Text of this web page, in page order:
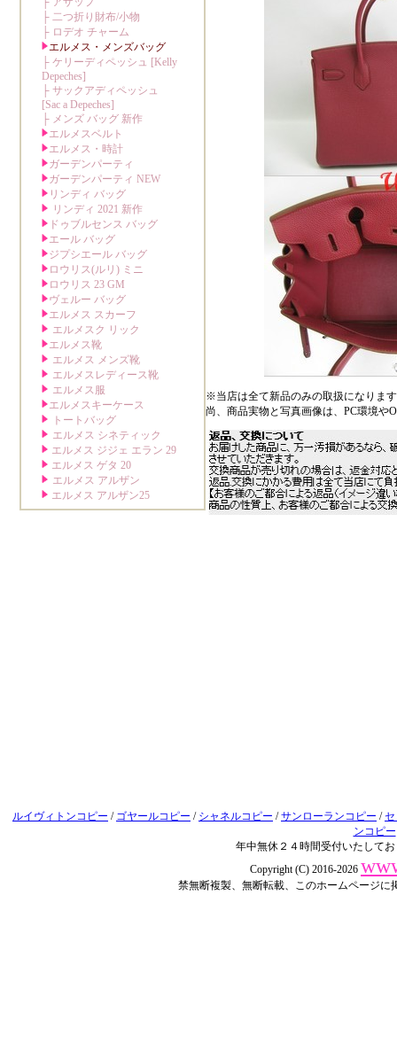
※当店は全て新品のみの取扱になりま
尚、商品実物と写真画像は、PC環境や
ルイヴィトンコピー / ゴヤールコピー / シャネルコピー /サンローランコピー /
ンコピー
年中無休２４時間受付いたして
Copyright (C) 2016-2026
禁無断複製、無断転載、このホームページ